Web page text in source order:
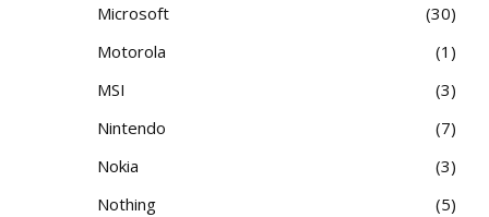
Microsoft
30
Motorola
1
MSI
3
Nintendo
7
Nokia
3
Nothing
5